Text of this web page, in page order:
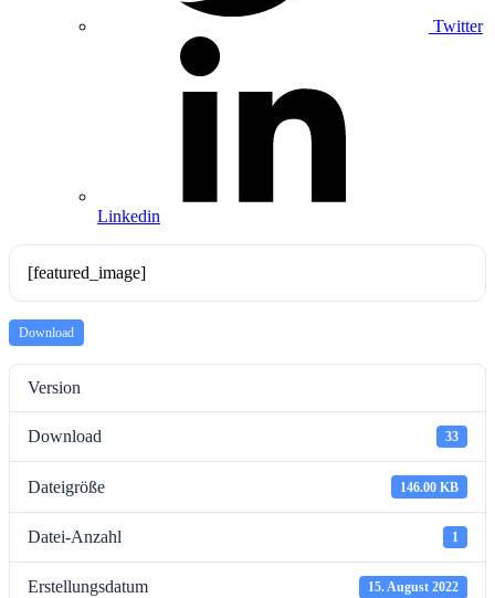
Twitter
Linkedin
[featured_image]
Download
Version
Download 33
Dateigröße 146.00 KB
Datei-Anzahl 1
Erstellungsdatum 15. August 2022